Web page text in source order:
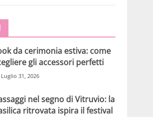
da cerimonia estiva: come
gli accessori perfetti
Luglio 31, 2026
nel segno di Vitruvio: la
ritrovata ispira il festival